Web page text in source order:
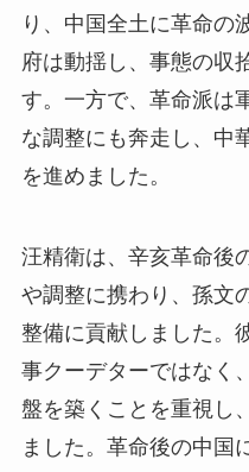
り、中国全土に革命の
府は動揺し、事態の収
す。一方で、革命派は
な調整にも奔走し、中
を進めました。
汪精衛は、辛亥革命後
や調整に携わり、孫文
整備に貢献しました。
事クーデターではなく
盤を築くことを重視し
ました。革命後の中国